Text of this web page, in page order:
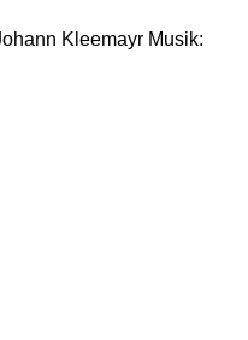
Kleemayr Musik: